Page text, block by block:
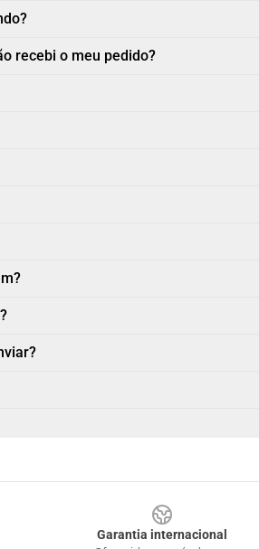
recebi o meu pedido?
Garantia internacional